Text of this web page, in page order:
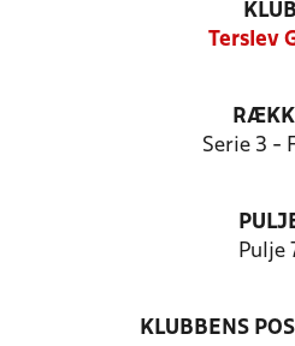
KLUB
Terslev
Serie 3 -
Pulje
KLUBBENS